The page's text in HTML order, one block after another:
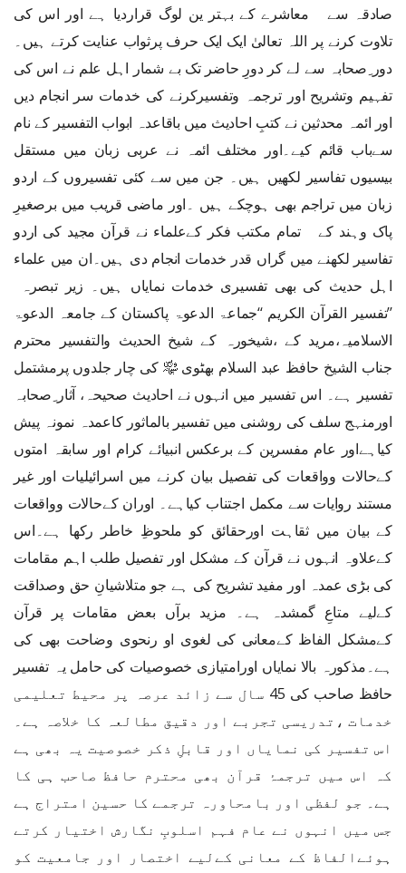
صادقہ سے معاشرے کے بہتر ین لوگ قراردیا ہے اور اس کی
تلاوت کرنے پر اللہ تعالیٰ ایک ایک حرف پرثواب عنایت کرتے ہیں۔
دور ِصحابہ سے لے کر دورِ حاضر تک بے شمار اہل علم نے اس کی
تفہیم وتشریح اور ترجمہ وتفسیرکرنے کی خدمات سر انجام دیں
اور ائمہ محدثین نے کتبِ احادیث میں باقاعدہ ابواب التفسیر کے نام
سےباب قائم کیے۔اور مختلف ائمہ نے عربی زبان میں مستقل
بیسیوں تفاسیر لکھیں ہیں۔ جن میں سے کئی تفسیروں کے اردو
زبان میں تراجم بھی ہوچکے ہیں ۔اور ماضی قریب میں برصغیرِ
پاک وہند کے تمام مکتب فکر کےعلماء نے قرآن مجید کی اردو
تفاسیر لکھنے میں گراں قدر خدمات انجام دی ہیں۔ان میں علماء
اہل حدیث کی بھی تفسیری خدمات نمایاں ہیں۔ زیر تبصرہ
’’تفسیر القرآن الکریم ‘‘جماعۃ الدعوۃ پاکستان کے جامعہ الدعوۃ
الاسلامیہ،مرید کے ،شیخورہ کے شیخ الحدیث والتفسیر محترم
جناب الشیخ حافظ عبد السلام بھٹوی ﷾ کی چار جلدوں پرمشتمل
تفسیر ہے۔ اس تفسیر میں انہوں نے احادیث صحیحہ، آثار ِصحابہ
اورمنہج سلف کی روشنی میں تفسیر بالماثور کاعمدہ نمونہ پیش
کیاہےاور عام مفسرین کے برعکس انبیائے کرام اور سابقہ امتوں
کےحالات وواقعات کی تفصیل بیان کرنے میں اسرائیلیات اور غیر
مستند روایات سے مکمل اجتناب کیاہے۔ اوران کےحالات وواقعات
کے بیان میں ثقاہت اورحقائق کو ملحوظِ خاطر رکھا ہے۔اس
کےعلاوہ انہوں نے قرآن کے مشکل اور تفصیل طلب اہم مقامات
کی بڑی عمدہ اور مفید تشریح کی ہے جو متلاشیانِ حق وصداقت
کےلیے متاعِ گمشدہ ہے۔ مزید برآں بعض مقامات پر قرآن
کےمشکل الفاظ کےمعانی کی لغوی او رنحوی وضاحت بھی کی
ہے۔مذکورہ بالا نمایاں اورامتیازی خصوصیات کی حامل یہ تفسیر
حافظ صاحب کی 45 سال سے زائد عرصہ پر محیط تعلیمی
خدمات ،تدریسی تجربے اور دقیق مطالعہ کا خلاصہ ہے۔
اس تفسیر کی نمایاں اور قابلِ ذکر خصوصیت یہ بھی ہے
کہ اس میں ترجمۂ قرآن بھی محترم حافظ صاحب ہی کا
ہے۔ جو لفظی اور بامحاورہ ترجمے کا حسین امتراج ہے
جس میں انہوں نے عام فہم اسلوبِ نگارش اختیار کرتے
ہوئےالفاظ کے معانی کےلیے اختصار اور جامعیت کو